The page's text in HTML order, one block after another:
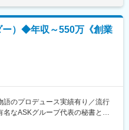
触れる機会も多く、仕事を通じて
につくポジションです。
じる方
きる方
広い経験を積みたい方
げたい方
ト志向」を求める当社。与えられ
していく姿勢が成長に繋がりま
ー）◆年収～550万《創業
語のプロデュース実績有り／流行
なASKグループ代表の秘書とし